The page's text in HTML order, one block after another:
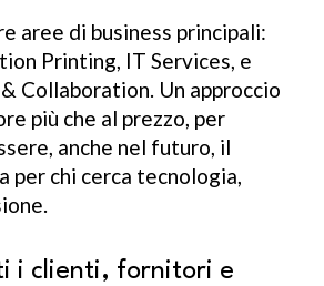
aree di business principali:
Printing, IT Services, e
Collaboration. Un approccio
più che al prezzo, per
anche nel futuro, il
per chi cerca tecnologia,
i clienti, fornitori e